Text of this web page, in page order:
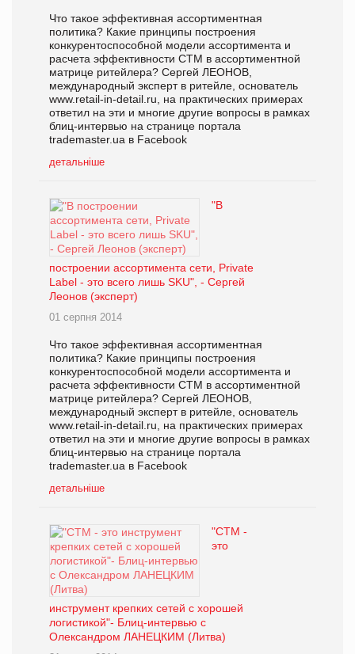
Что такое эффективная ассортиментная
политика? Какие принципы построения
конкурентоспособной модели ассортимента и
расчета эффективности СТМ в ассортиментной
матрице ритейлера? Сергей ЛЕОНОВ,
международный эксперт в ритейле, основатель
www.retail-in-detail.ru, на практических примерах
ответил на эти и многие другие вопросы в рамках
блиц-интервью на странице портала
trademaster.ua в Facebook
детальніше
"В
построении ассортимента сети, Private
Label - это всего лишь SKU", - Сергей
Леонов (эксперт)
01 серпня 2014
Что такое эффективная ассортиментная
политика? Какие принципы построения
конкурентоспособной модели ассортимента и
расчета эффективности СТМ в ассортиментной
матрице ритейлера? Сергей ЛЕОНОВ,
международный эксперт в ритейле, основатель
www.retail-in-detail.ru, на практических примерах
ответил на эти и многие другие вопросы в рамках
блиц-интервью на странице портала
trademaster.ua в Facebook
детальніше
"СТМ -
это
инструмент крепких сетей с хорошей
логистикой"- Блиц-интервью с
Олександром ЛАНЕЦКИМ (Литва)